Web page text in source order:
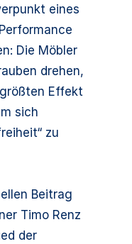
eines
Die Möbler
drehen,
Effekt
sich
zu
Beitrag
Timo Renz
der